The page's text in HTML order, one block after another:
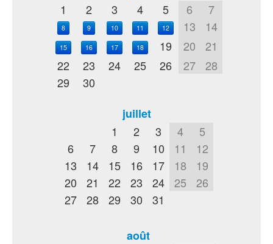
1
2 3 4 5 6 7
8 9 10 11 12 13 14
15 16 17 18 19 20
21
22
23 24 25 26 27
28
29
30
juillet
1
2 3 4
5
6
7 8 9 10 11
12
13
14 15 16 17 18
19
20
21 22 23 24 25
26
27
28 29 30 31
août